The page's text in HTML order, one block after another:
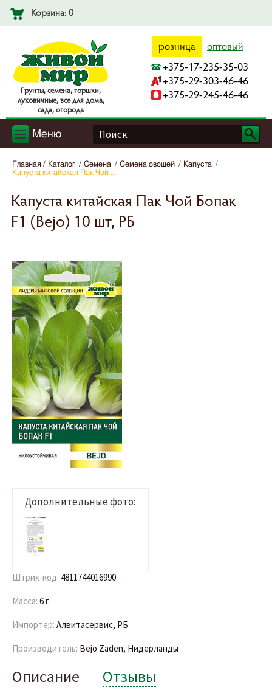
Корзина: 0
Гpyнты, ceмeнa, гopшки,
лyкoвичныe, вce для дoмa,
caдa, oгopoдa
розница оптовый
+375-17-235-35-03
+375-29-303-46-46
+375-29-245-46-46
Меню
Главная Каталог Семена Семена овощей
Капуста
Капуста китайская Пак Чой ...
Капуста китайская Пак Чой Бопак
F1 (Bejo) 10 шт, РБ
Дополнительные фото:
Штрих-код: 4811744016990
Масса: 6 г
Импортер: Алвитасервис, РБ
Производитель: Bejo Zaden, Нидерланды
Описание Отзывы